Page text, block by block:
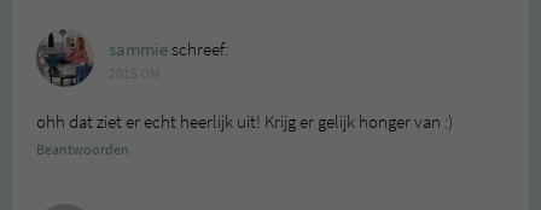
sammieschreef:
ohh dat ziet er echt heerlijk uit! Krijg er gelijk honger van :)
Beantwoorden